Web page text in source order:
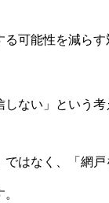
る可能性を減ら
ない」という考
ではなく、「網